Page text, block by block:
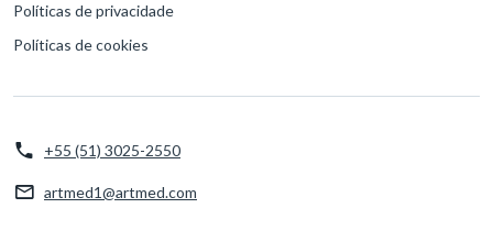
Políticas de privacidade
Políticas de cookies
+55 (51) 3025-2550
artmed1@artmed.com